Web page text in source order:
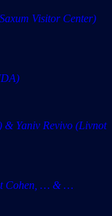
Visitor Center)
Revivo (Livnot
… & …